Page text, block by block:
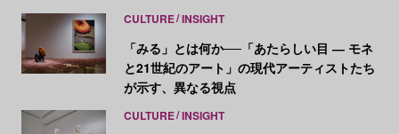
CULTURE INSIGHT
「みる」とは何か──「あたらしい目 ― モネ
と21世紀のアート」の現代アーティストたち
が示す、異なる視点
CULTURE INSIGHT